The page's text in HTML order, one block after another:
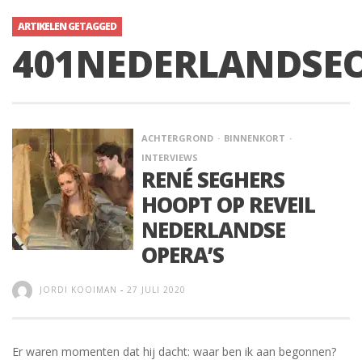
ARTIKELEN GETAGGED
ACHTERGROND
BINNENKORT
INTERVIEWS
RENÉ SEGHERS
HOOPT OP REVEIL
NEDERLANDSE
OPERA’S
JORDI KOOIMAN - 27 JULI 2020
Er waren momenten dat hij dacht: waar ben ik aan begonnen?